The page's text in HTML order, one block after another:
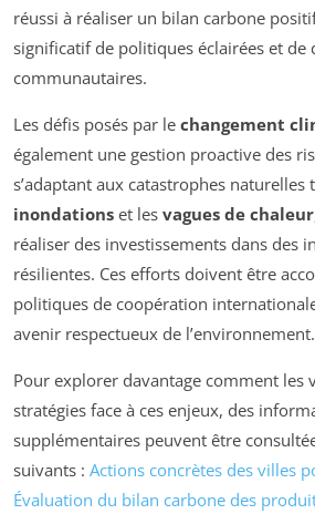
réussi à réaliser un bilan carbone
significatif de politiques éclairées et de
communautaires.
Les défis posés par le changement
également une gestion proactive des
s’adaptant aux catastrophes naturelles
inondations et les vagues de chaleur
réaliser des investissements dans des
résilientes. Ces efforts doivent être
politiques de coopération
avenir respectueux de l’environnement.
Pour explorer davantage comment les
stratégies face à ces enjeux, des
supplémentaires peuvent être
suivants : Actions concrètes des villes
Évaluation du bilan carbone des